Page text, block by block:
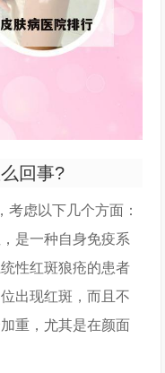
回事?
虑以下几个方面：
是一种自身免疫系
性红斑狼疮的患者
出现红斑，而且不
重，尤其是在颜面